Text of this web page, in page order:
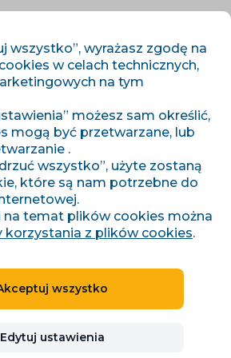
Kontakty
WAŻNE E-MAILE,
TELEFONÓW LUB
wszystko”, wyrażasz zgodę na
w celach technicznych,
na tym
możesz sam określić,
mogą być przetwarzane, lub
.
wszystko”, użyte zostaną
które są nam potrzebne do
na temat plików cookies można
korzystania z plików cookies.
wszystko
Edytuj ustawienia